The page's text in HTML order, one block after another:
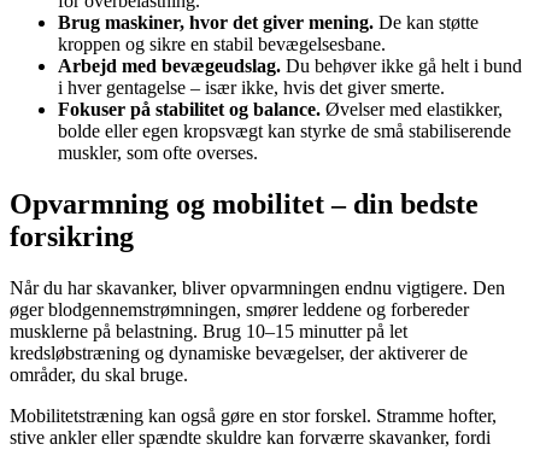
Brug maskiner, hvor det giver mening. De kan støtte
kroppen og sikre en stabil bevægelsesbane.
Arbejd med bevægeudslag. Du behøver ikke gå helt i bund
i hver gentagelse – især ikke, hvis det giver smerte.
Fokuser på stabilitet og balance. Øvelser med elastikker,
bolde eller egen kropsvægt kan styrke de små stabiliserende
muskler, som ofte overses.
Opvarmning og mobilitet – din bedste
forsikring
Når du har skavanker, bliver opvarmningen endnu vigtigere. Den
øger blodgennemstrømningen, smører leddene og forbereder
musklerne på belastning. Brug 10–15 minutter på let
kredsløbstræning og dynamiske bevægelser, der aktiverer de
områder, du skal bruge.
Mobilitetstræning kan også gøre en stor forskel. Stramme hofter,
stive ankler eller spændte skuldre kan forværre skavanker, fordi